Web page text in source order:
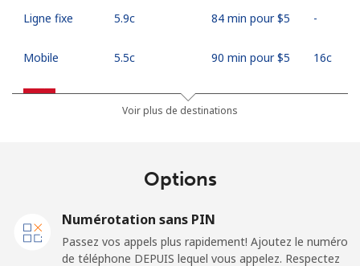
Ligne fixe ⁦5.9c⁩ 84 min pour ⁦$5⁩ -
Mobile ⁦5.5c⁩ 90 min pour ⁦$5⁩ ⁦16c⁩
Indonesia
66 min pour ⁦$5⁩
Mobile ⁦9.9c⁩ 50 min pour ⁦$5⁩
Iran
Voir plus de destinations
Options
Numérotation sans PIN
Passez vos appels plus rapidement! Ajoutez le numéro
de téléphone DEPUIS lequel vous appelez. Respectez